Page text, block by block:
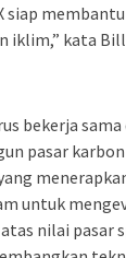
siap
iklim,” kata
bekerja
pasar
untuk
nilai